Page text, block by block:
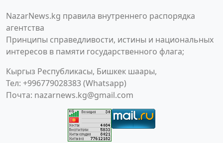
NazarNews.kg правила внутреннего распорядка
агентства
Принципы справедливости, истины и национальных
интересов в памяти государственного флага;
Кыргыз Республикасы, Бишкек шаары,
Тел: +996779028383 (Whatsapp)
Почта: nazarnews.kg@gmail.com